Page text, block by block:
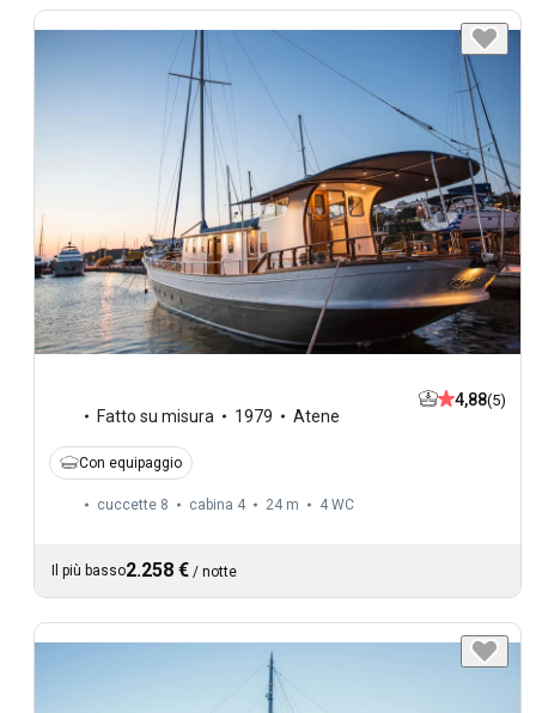
Fatto su misura 1979 Atene
4,88(5)
Con equipaggio
cuccette 8 cabina 4 24 m 4 WC
Il più basso2.258 € / notte